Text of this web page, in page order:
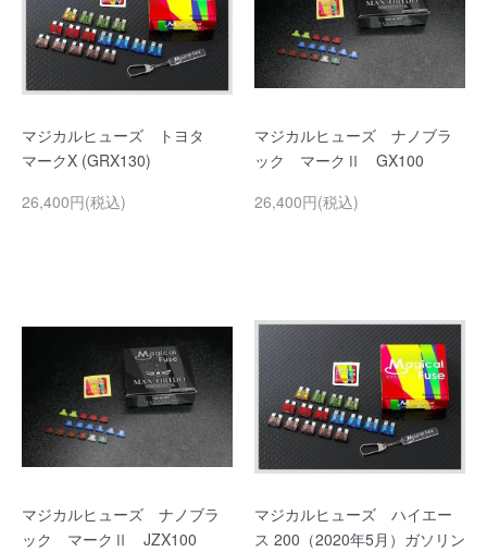
マジカルヒューズ トヨタ
マークX (GRX130)
26,400円(税込)
マジカルヒューズ ナノブラ
ック マークⅡ GX100
26,400円(税込)
マジカルヒューズ ナノブラ
ック マークⅡ JZX100
マジカルヒューズ ハイエー
ス 200（2020年5月）ガソリン